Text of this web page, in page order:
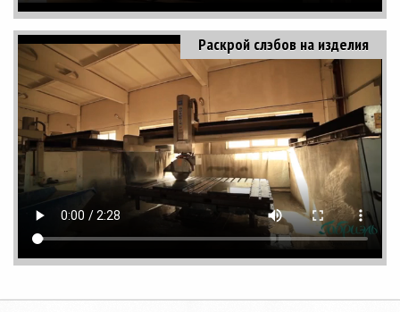
Раскрой слэбов на изделия